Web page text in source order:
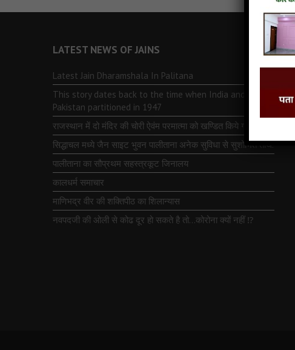
LATEST NEWS OF JAINS
Latest Jain Dharamshala In Palitana
This story dates back to the time when India and
Pakistan partitioned in 1947
राजस्थान में दो मंदिर की चोरी ऐवंम परमात्मा को खण्डित किये गये
सिद्धाचल मध्ये जैन साइट भुवन पालीताना अनेक सुविधा से सुशोभित तीर्थ.
पालीताना का सौप्रथम सहस्त्रकूट जिनालय
कालधर्म समाचार
माणिभद्र वीर की शक्तिपीठ का शिलान्यास
नवपदजी की ओली से कोढ दूर हो सकते है तो…कोरोना क्यों नहीं ⁉️